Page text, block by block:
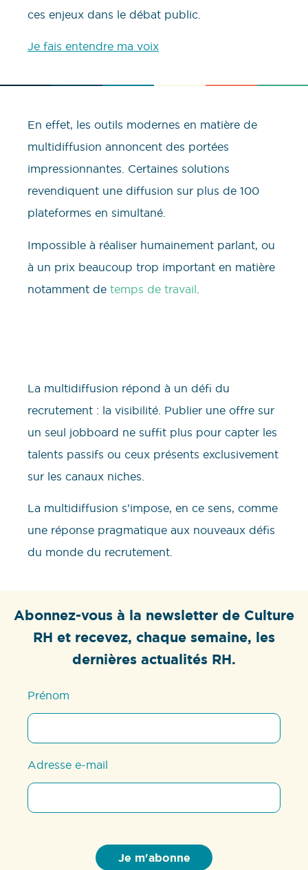
ces enjeux dans le débat public.
Je fais entendre ma voix
En effet, les outils modernes en matière de
multidiffusion annoncent des portées
impressionnantes. Certaines solutions
revendiquent une diffusion sur plus de 100
plateformes en simultané.
Impossible à réaliser humainement parlant, ou
à un prix beaucoup trop important en matière
notamment de temps de travail
La multidiffusion répond à un défi du
recrutement : la visibilité. Publier une offre sur
un seul jobboard ne suffit plus pour capter les
talents passifs ou ceux présents exclusivement
sur les canaux niches.
La multidiffusion s’impose, en ce sens, comme
une réponse pragmatique aux nouveaux défis
du monde du recrutement.
Abonnez-vous à la newsletter de Culture
RH et recevez, chaque semaine, les
dernières actualités RH.
Prénom
Adresse e-mail